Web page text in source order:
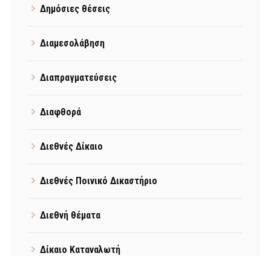
Δημόσιες θέσεις
Διαμεσολάβηση
Διαπραγματεύσεις
Διαφθορά
Διεθνές Δίκαιο
Διεθνές Ποινικό Δικαστήριο
Διεθνή θέματα
Δίκαιο Καταναλωτή